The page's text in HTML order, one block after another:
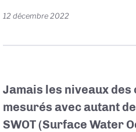
12 décembre 2022
Jamais les niveaux des
mesurés avec autant
SWOT (Surface Water